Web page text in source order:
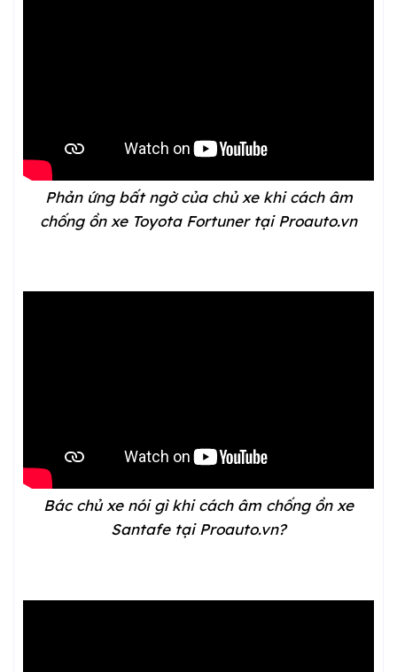
Phản ứng bất ngờ của chủ xe khi cách âm
chống ồn xe Toyota Fortuner tại Proauto.vn
Bác chủ xe nói gì khi cách âm chống ồn xe
Santafe tại Proauto.vn?